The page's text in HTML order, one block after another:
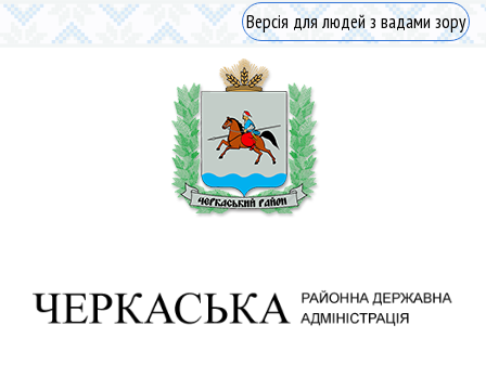
Версія для людей з вадами зору